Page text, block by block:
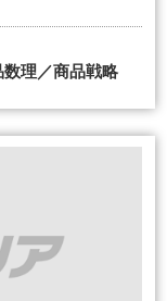
数理／商品戦略